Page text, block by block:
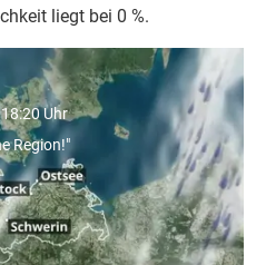
liegt bei 0 %.
für Deine Region!"
Uhr
Region!"
Holstein